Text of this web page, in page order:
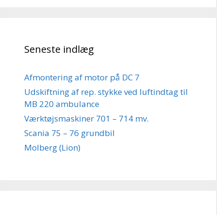
Seneste indlæg
Afmontering af motor på DC 7
Udskiftning af rep. stykke ved luftindtag til
MB 220 ambulance
Værktøjsmaskiner 701 – 714 mv.
Scania 75 – 76 grundbil
Molberg (Lion)